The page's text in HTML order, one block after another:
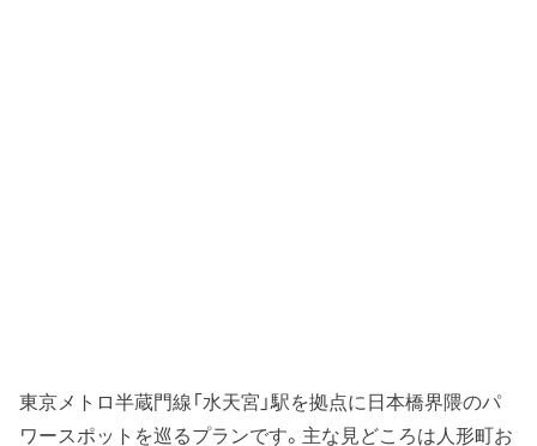
東京メトロ半蔵門線「水天宮」駅を拠点に日本橋界隈のパ
ワースポットを巡るプランです。主な見どころは人形町お